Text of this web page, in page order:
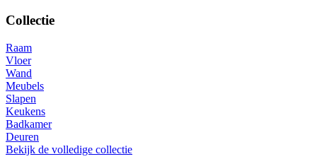
Collectie
Raam
Vloer
Wand
Meubels
Slapen
Keukens
Badkamer
Deuren
Bekijk de volledige collectie